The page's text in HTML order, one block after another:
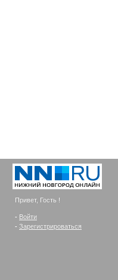
Привет, Гость !
- Войти
- Зарегистрироваться